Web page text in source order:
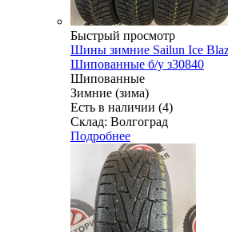
Быстрый просмотр
Шины зимние Sailun Ice
Шипованные б/у з30840
Шипованные
Зимние (зима)
Есть в наличии (4)
Склад: Волгоград
Подробнее